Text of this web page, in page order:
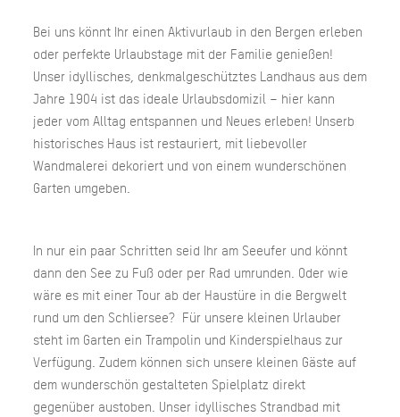
Bei uns könnt Ihr einen Aktivurlaub in den Bergen erleben
oder perfekte Urlaubstage mit der Familie genießen!
Unser idyllisches, denkmalgeschütztes Landhaus aus dem
Jahre 1904 ist das ideale Urlaubsdomizil – hier kann
jeder vom Alltag entspannen und Neues erleben! Unserb
historisches Haus ist restauriert, mit liebevoller
Wandmalerei dekoriert und von einem wunderschönen
Garten umgeben.
In nur ein paar Schritten seid Ihr am Seeufer und könnt
dann den See zu Fuß oder per Rad umrunden. Oder wie
wäre es mit einer Tour ab der Haustüre in die Bergwelt
rund um den Schliersee? Für unsere kleinen Urlauber
steht im Garten ein Trampolin und Kinderspielhaus zur
Verfügung. Zudem können sich unsere kleinen Gäste auf
dem wunderschön gestalteten Spielplatz direkt
gegenüber austoben. Unser idyllisches Strandbad mit